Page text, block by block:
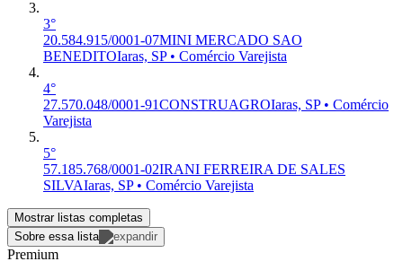
3°
20.584.915/0001-07MINI MERCADO SAO
BENEDITOIaras, SP • Comércio Varejista
4°
27.570.048/0001-91CONSTRUAGROIaras, SP • Comércio
Varejista
5°
57.185.768/0001-02IRANI FERREIRA DE SALES
SILVAIaras, SP • Comércio Varejista
Mostrar listas completas
Sobre essa lista
Premium